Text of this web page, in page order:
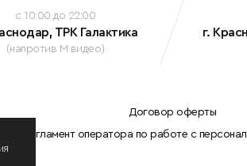
c 10:00 до 22:00
ТРК Галактика
(напротив М видео)
г.
Договор оферты
Регламент оператора по работе с